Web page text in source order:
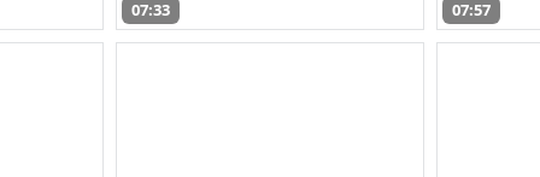
07:33 07:57